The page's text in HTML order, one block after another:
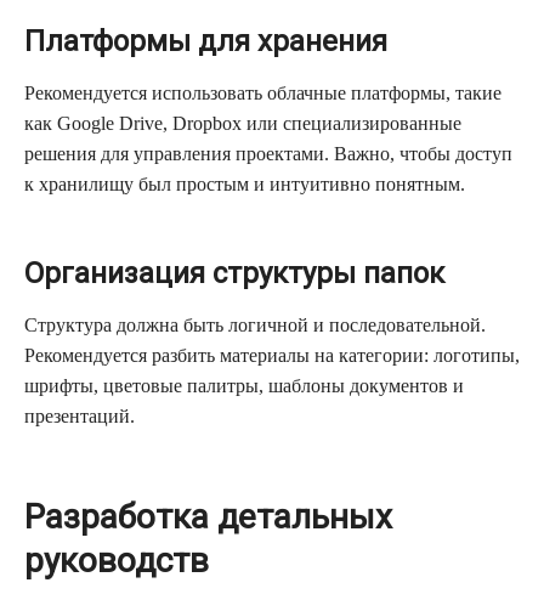
Платформы для хранения
Рекомендуется использовать облачные платформы, такие
как Google Drive, Dropbox или специализированные
решения для управления проектами. Важно, чтобы доступ
к хранилищу был простым и интуитивно понятным.
Организация структуры папок
Структура должна быть логичной и последовательной.
Рекомендуется разбить материалы на категории: логотипы,
шрифты, цветовые палитры, шаблоны документов и
презентаций.
Разработка детальных
руководств